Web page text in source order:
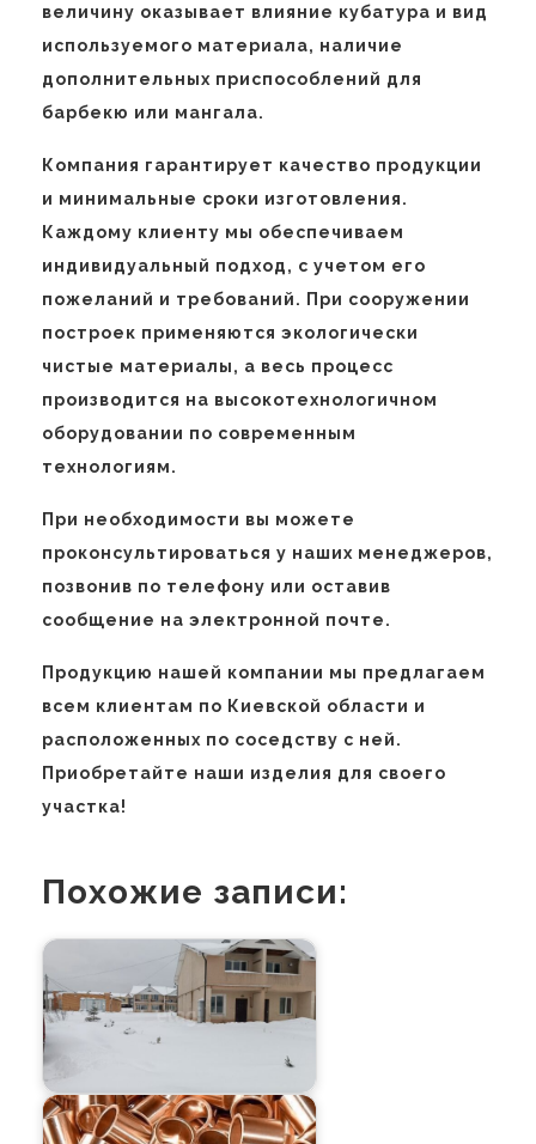
величину оказывает влияние кубатура и вид
используемого материала, наличие
дополнительных приспособлений для
барбекю или мангала.
Компания гарантирует качество продукции
и минимальные сроки изготовления.
Каждому клиенту мы обеспечиваем
индивидуальный подход, с учетом его
пожеланий и требований. При сооружении
построек применяются экологически
чистые материалы, а весь процесс
производится на высокотехнологичном
оборудовании по современным
технологиям.
При необходимости вы можете
проконсультироваться у наших менеджеров,
позвонив по телефону или оставив
сообщение на электронной почте.
Продукцию нашей компании мы предлагаем
всем клиентам по Киевской области и
расположенных по соседству с ней.
Приобретайте наши изделия для своего
участка!
Похожие записи: